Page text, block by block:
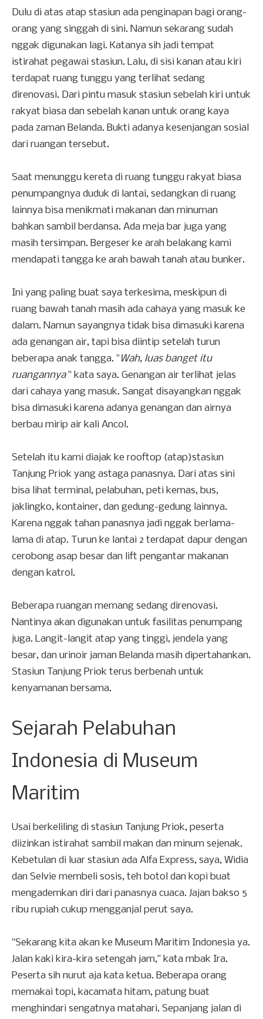
Dulu di atas atap stasiun ada penginapan bagi orang-
orang yang singgah di sini. Namun sekarang sudah
nggak digunakan lagi. Katanya sih jadi tempat
istirahat pegawai stasiun. Lalu, di sisi kanan atau kiri
terdapat ruang tunggu yang terlihat sedang
direnovasi. Dari pintu masuk stasiun sebelah kiri untuk
rakyat biasa dan sebelah kanan untuk orang kaya
pada zaman Belanda. Bukti adanya kesenjangan sosial
dari ruangan tersebut.
Saat menunggu kereta di ruang tunggu rakyat biasa
penumpangnya duduk di lantai, sedangkan di ruang
lainnya bisa menikmati makanan dan minuman
bahkan sambil berdansa. Ada meja bar juga yang
masih tersimpan. Bergeser ke arah belakang kami
mendapati tangga ke arah bawah tanah atau bunker.
Ini yang paling buat saya terkesima, meskipun di
ruang bawah tanah masih ada cahaya yang masuk ke
dalam. Namun sayangnya tidak bisa dimasuki karena
ada genangan air, tapi bisa diintip setelah turun
beberapa anak tangga. " Wah, luas banget itu
ruangannya" kata saya. Genangan air terlihat jelas
dari cahaya yang masuk. Sangat disayangkan nggak
bisa dimasuki karena adanya genangan dan airnya
berbau mirip air kali Ancol.
Setelah itu kami diajak ke rooftop (atap)stasiun
Tanjung Priok yang astaga panasnya. Dari atas sini
bisa lihat terminal, pelabuhan, peti kemas, bus,
jaklingko, kontainer, dan gedung-gedung lainnya.
Karena nggak tahan panasnya jadi nggak berlama-
lama di atap. Turun ke lantai 2 terdapat dapur dengan
cerobong asap besar dan lift pengantar makanan
dengan katrol.
Beberapa ruangan memang sedang direnovasi.
Nantinya akan digunakan untuk fasilitas penumpang
juga. Langit-langit atap yang tinggi, jendela yang
besar, dan urinoir jaman Belanda masih dipertahankan.
Stasiun Tanjung Priok terus berbenah untuk
kenyamanan bersama.
Sejarah Pelabuhan
Indonesia di Museum
Maritim
Usai berkeliling di stasiun Tanjung Priok, peserta
diizinkan istirahat sambil makan dan minum sejenak.
Kebetulan di luar stasiun ada Alfa Express, saya, Widia
dan Selvie membeli sosis, teh botol dan kopi buat
mengademkan diri dari panasnya cuaca. Jajan bakso 5
ribu rupiah cukup mengganjal perut saya.
"Sekarang kita akan ke Museum Maritim Indonesia ya.
Jalan kaki kira-kira setengah jam," kata mbak Ira.
Peserta sih nurut aja kata ketua. Beberapa orang
memakai topi, kacamata hitam, patung buat
menghindari sengatnya matahari. Sepanjang jalan di